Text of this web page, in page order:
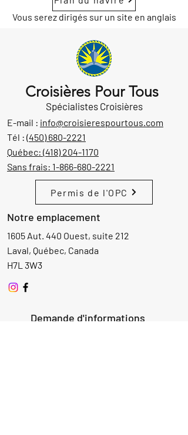
Vous serez dirigés sur un site en anglais
Croisières Pour Tous
Spécialistes Croisières
E-mail : info@croisierespourtous.com
Tél : (450) 680-2221
Québec: (418) 204-1170
Sans frais: 1-866-680-2221
Permis de l'OPC
Notre emplacement
1605 Aut. 440 Ouest, suite 212
Laval, Québec, Canada
H7L 3W3
Demande d'informations